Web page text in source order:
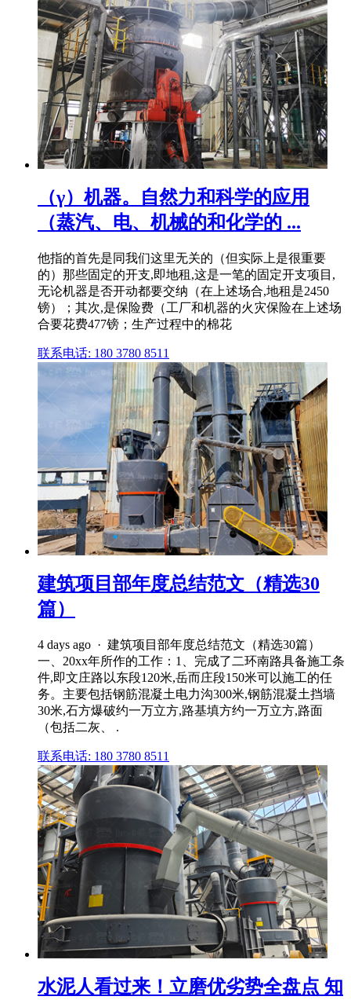
（γ）机器。自然力和科学的应用
（蒸汽、电、机械的和化学的 ...
他指的首先是同我们这里无关的（但实际上是很重要
的）那些固定的开支,即地租,这是一笔的固定开支项目,
无论机器是否开动都要交纳（在上述场合,地租是2450
镑）；其次,是保险费（工厂和机器的火灾保险在上述场
合要花费477镑；生产过程中的棉花
联系电话: 180 3780 8511
建筑项目部年度总结范文（精选30
篇）
4 days ago · 建筑项目部年度总结范文（精选30篇）
一、20xx年所作的工作：1、完成了二环南路具备施工条
件,即文庄路以东段120米,岳而庄段150米可以施工的任
务。主要包括钢筋混凝土电力沟300米,钢筋混凝土挡墙
30米,石方爆破约一万立方,路基填方约一万立方,路面
（包括二灰、 .
联系电话: 180 3780 8511
水泥人看过来！立磨优劣势全盘点 知